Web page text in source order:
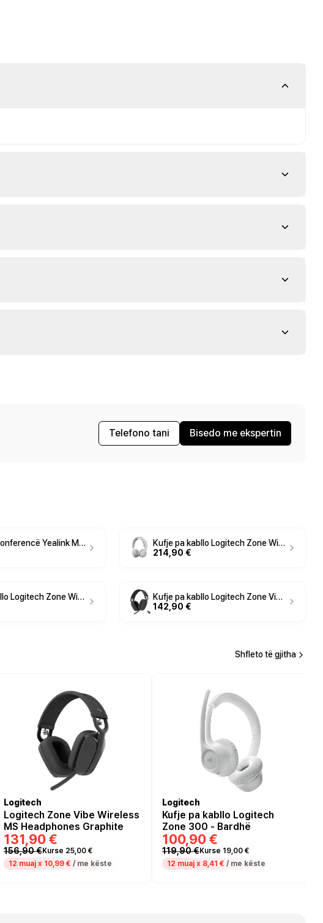
Telefono tani Bisedo me ekspertin
Sistem për Konferencë Yealink MVC S90-C5-004 / Intel Core i5 Gen 11 / 8GB DDR4 / 128GB - Hiri
Kufje pa kabllo Logitech Zone Wireless 2 ES / Bluetooth 5.3 / USB-C Receiver / ANC / Driver 40mm - Bardhë
214,90 €
Kufje pa kabllo Logitech Zone Wireless 2 ES / Bluetooth 5.3 / USB-C Receiver / ANC / Driver 40mm - Gri
Kufje pa kabllo Logitech Zone Vibe / Bluetooth / Wireless / Mikrofon Noise Cancelling - Gri
142,90 €
Shfleto të gjitha
Logitech
Logitech Zone Vibe Wireless
MS Headphones Graphite
131,90 €
156,90 €Kurse 25,00 €
12 muaj x 10,99 € / me këste
Logitech
Kufje pa kabllo Logitech
Zone 300 - Bardhë
100,90 €
119,90 €Kurse 19,00 €
12 muaj x 8,41 € / me këste